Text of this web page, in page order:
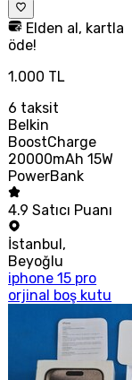
Elden al, kartla
öde!
1.000 TL
6 taksit
Belkin
BoostCharge
20000mAh 15W
PowerBank
4.9 Satıcı Puanı
İstanbul,
Beyoğlu
iphone 15 pro
orjinal boş kutu